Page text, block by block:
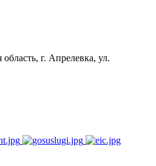
г. Апрелевка, ул.